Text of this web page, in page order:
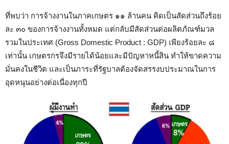
ที่พบว่า การจ้างงานในภาคเกษตร ๑๑ ล้านคน คิดเป็นสัดส่วนถึงร้อย
ละ ๓๐ ของการจ้างงานทั้งหมด แต่กลับมีสัดส่วนต่อผลิตภัณฑ์มวล
รวมในประเทศ (Gross Domestic Product : GDP) เพียงร้อยละ ๘
เท่านั้น เกษตรกรจึงมีรายได้น้อยและมีปัญหาหนี้สิน ทำให้ขาดความ
มั่นคงในชีวิต และเป็นภาระที่รัฐบาลต้องจัดสรรงบประมาณในการ
อุดหนุนอย่างต่อเนื่องทุกปี